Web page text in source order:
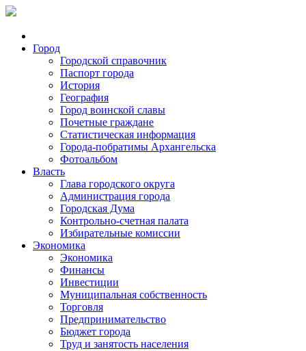
Город
Городской справочник
Паспорт города
История
География
Город воинской славы
Почетные граждане
Статистическая информация
Города-побратимы Архангельска
Фотоальбом
Власть
Глава городского округа
Администрация города
Городская Дума
Контрольно-счетная палата
Избирательные комиссии
Экономика
Экономика
Финансы
Инвестиции
Муниципальная собственность
Торговля
Предпринимательство
Бюджет города
Труд и занятость населения